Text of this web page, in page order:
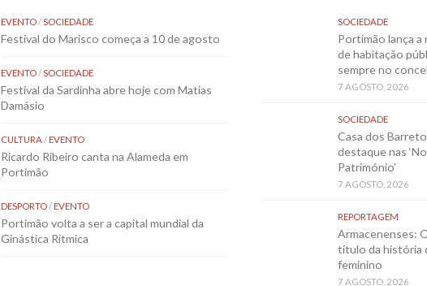
EVENTO/SOCIEDADE
Festival do Marisco começa a 10 de agosto
EVENTO/SOCIEDADE
Festival da Sardinha abre hoje com Matias
Damásio
CULTURA/EVENTO
Ricardo Ribeiro canta na Alameda em
Portimão
DESPORTO/EVENTO
Portimão volta a ser a capital mundial da
Ginástica Rítmica
SOCIEDADE
Portimão lança a
de habitação
sempre no
7 AGOSTO, 2026
SOCIEDADE
Casa dos
destaque nas
Património’
7 AGOSTO, 2026
REPORTAGEM
Armacenenses:
título da história
feminino
7 AGOSTO, 2026